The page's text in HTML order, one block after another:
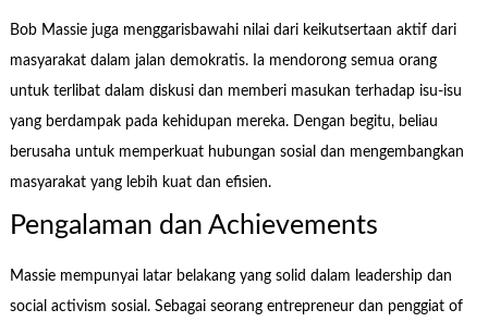
Bob Massie juga menggarisbawahi nilai dari keikutsertaan aktif dari
masyarakat dalam jalan demokratis. Ia mendorong semua orang
untuk terlibat dalam diskusi dan memberi masukan terhadap isu-isu
yang berdampak pada kehidupan mereka. Dengan begitu, beliau
berusaha untuk memperkuat hubungan sosial dan mengembangkan
masyarakat yang lebih kuat dan efisien.
Pengalaman dan Achievements
Massie mempunyai latar belakang yang solid dalam leadership dan
social activism sosial. Sebagai seorang entrepreneur dan penggiat of